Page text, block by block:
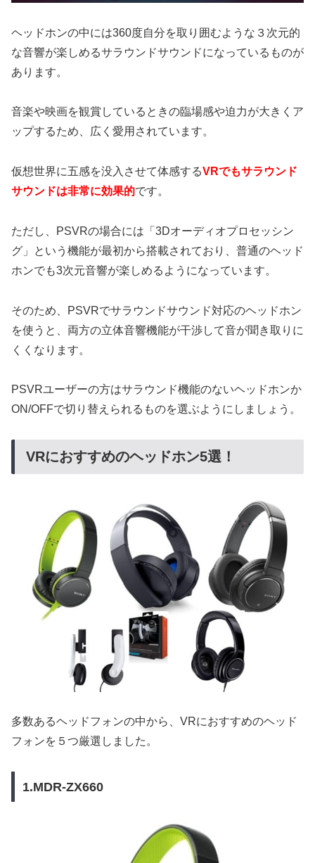
ヘッドホンの中には360度自分を取り囲むような３次元的
な音響が楽しめるサラウンドサウンドになっているものが
あります。
音楽や映画を観賞しているときの臨場感や迫力が大きくア
ップするため、広く愛用されています。
仮想世界に五感を没入させて体感するVRでもサラウンド
サウンドは非常に効果的です。
ただし、PSVRの場合には「3Dオーディオプロセッシン
グ」という機能が最初から搭載されており、普通のヘッド
ホンでも3次元音響が楽しめるようになっています。
そのため、PSVRでサラウンドサウンド対応のヘッドホン
を使うと、両方の立体音響機能が干渉して音が聞き取りに
くくなります。
PSVRユーザーの方はサラウンド機能のないヘッドホンか
ON/OFFで切り替えられるものを選ぶようにしましょう。
VRにおすすめのヘッドホン5選！
多数あるヘッドフォンの中から、VRにおすすめのヘッド
フォンを５つ厳選しました。
1.MDR-ZX660